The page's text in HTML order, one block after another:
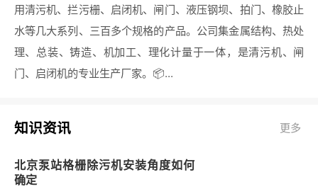
用清污机、拦污栅、启闭机、闸门、液压钢坝、拍门、橡胶止
水等几大系列、三百多个规格的产品。公司集金属结构、热处
理、总装、铸造、机加工、理化计量于一体，是清污机、闸
门、启闭机的专业生产厂家。📦...
知识资讯 更多
北京泵站格栅除污机安装角度如何
确定